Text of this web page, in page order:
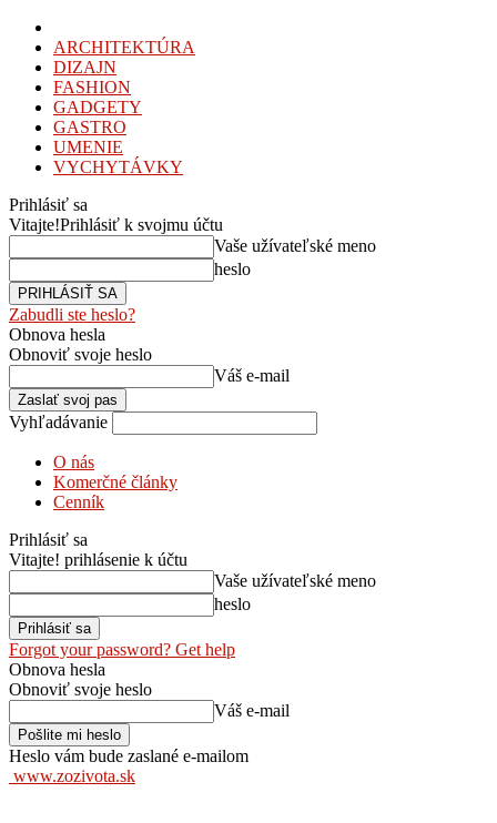
ARCHITEKTÚRA
DIZAJN
FASHION
GADGETY
GASTRO
UMENIE
VYCHYTÁVKY
Prihlásiť sa
Vitajte!Prihlásiť k svojmu účtu
Vaše užívateľské meno
heslo
Zabudli ste heslo?
Obnova hesla
Obnoviť svoje heslo
Váš e-mail
Vyhľadávanie
O nás
Komerčné články
Cenník
Prihlásiť sa
Vitajte! prihlásenie k účtu
Vaše užívateľské meno
heslo
Forgot your password? Get help
Obnova hesla
Obnoviť svoje heslo
Váš e-mail
Heslo vám bude zaslané e-mailom
www.zozivota.sk